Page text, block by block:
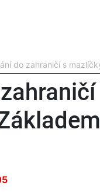
do zahraničí s